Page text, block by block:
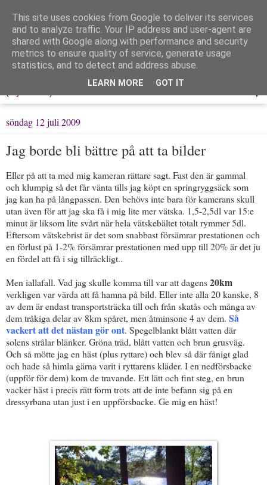
Löpning & Livet
Mitt liv, mina tankar & min träning
▼
söndag 12 juli 2009
Jag borde bli bättre på att ta bilder
Eller på att ta med mig kameran rättare sagt. Fast den är gammal
och klumpig så det får vänta tills jag köpt en springryggsäck som
jag kan ha på långpassen. Den behövs inte bara för kamerans skull
utan även för att jag ska få i mig lite mer vätska. 1,5-2,5dl var 15:e
minut är liksom lite svårt när hela vätskebältet totalt rymmer 5dl.
Eftersom vätskebrist är det som snabbast försämrar prestationen och
en förlust på 1-2% försämrar prestationen med upp till 20% är det ju
en fördel att få i sig tillräckligt..
Men iallafall. Vad jag skulle komma till var att dagens20km
verkligen var värda att få hamna på bild. Eller inte alla 20 kanske, 8
av dem är endast transportsträcka till och från skatås och många av
dem tråkiga delar av 8km spåret, men åtminsone 4 av dem. Så
vackert att det nästan gör ont. Spegelblankt blått vatten där
solens strålar blänker. Gröna träd, blått vatten och brun grusväg.
Och så mötte jag en häst (plus ryttare) och blev så där fånigt glad
och hade så himla gärna varit i ryttarens kläder. I en nedförsbacke
(uppför för dem) kom de travande. Ett lätt och fint steg, en brun
vacker häst i precis rätt form trots att de inte befann sig på en
dressyrbana utan just i en uppförsbacke. Ge mig en häst!
This site uses cookies from Google to deliver its services
and to analyze traffic. Your IP address and user-agent are
shared with Google along with performance and security
metrics to ensure quality of service, generate usage
statistics, and to detect and address abuse.
LEARN MORE GOT IT